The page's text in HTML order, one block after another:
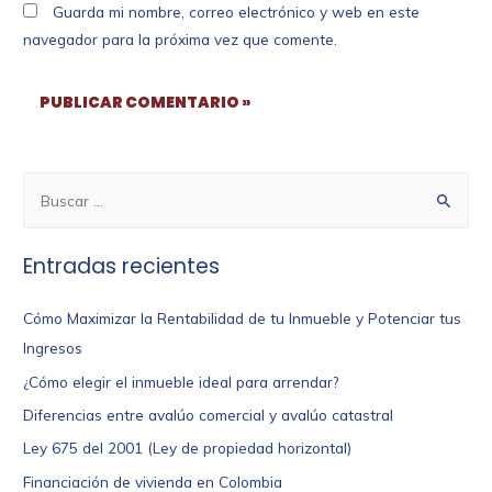
Guarda mi nombre, correo electrónico y web en este
navegador para la próxima vez que comente.
Entradas recientes
Cómo Maximizar la Rentabilidad de tu Inmueble y Potenciar tus
Ingresos
¿Cómo elegir el inmueble ideal para arrendar?
Diferencias entre avalúo comercial y avalúo catastral
Ley 675 del 2001 (Ley de propiedad horizontal)
Financiación de vivienda en Colombia